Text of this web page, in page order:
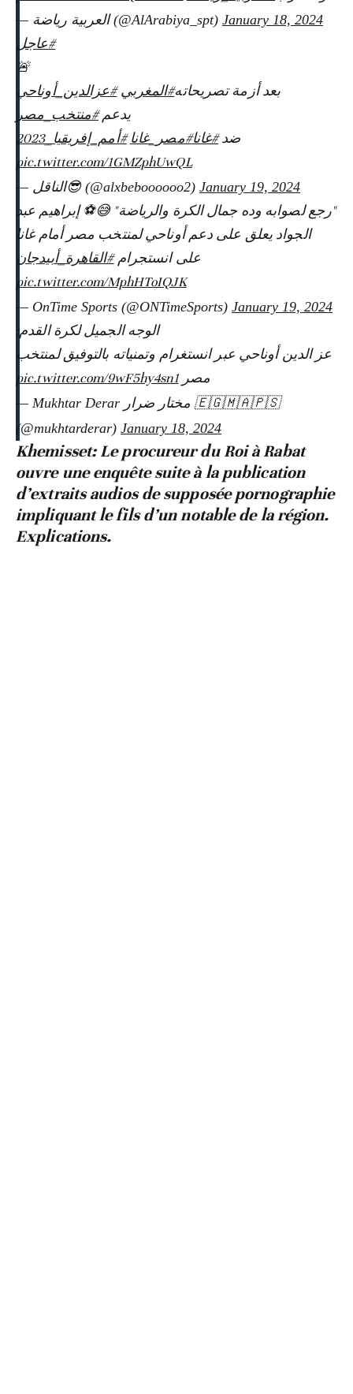
— العربية رياضة (@AlArabiya_spt) January 18, 2024
#عاجل
🚨
بعد أزمة تصريحاته#المغربي #عزالدين_أوناحي
يدعم#منتخب_مصر
ضد#غانا#مصر_غانا #أمم_إفريقيا_2023
pic.twitter.com/1GMZphUwQL
— الناقل😎 (@alxbeboooooo2) January 19, 2024
"رجع لصوابه وده جمال الكرة والرياضة" 😅⚽ إبراهيم عبد
الجواد يعلق على دعم أوناحي لمنتخب مصر أمام غانا
على انستجرام#القاهرة_أبيدجان
pic.twitter.com/MphHToIQJK
— OnTime Sports (@ONTimeSports) January 19, 2024
الوجه الجميل لكرة القدم:
عز الدين أوناحي عبر انستغرام وتمنياته بالتوفيق لمنتخب
مصرpic.twitter.com/9wF5hy4sn1
— Mukhtar Derar مختار ضرار 🇪🇬🇲🇦🇵🇸
(@mukhtarderar) January 18, 2024
Khemisset: Le procureur du Roi à Rabat
ouvre une enquête suite à la publication
d’extraits audios de supposée pornographie
impliquant le fils d’un notable de la région.
Explications.